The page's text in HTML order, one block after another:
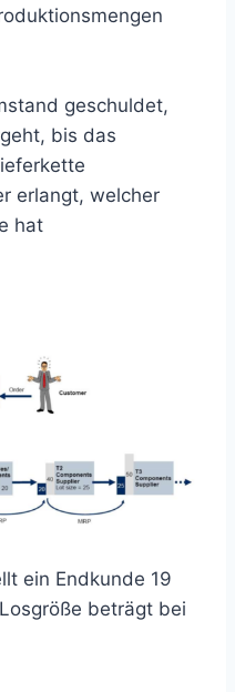
geschuldet,
bis das
erlangt, welcher
hat
ein Endkunde 19
beträgt bei